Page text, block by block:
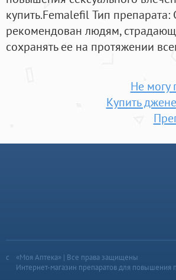
купить.Femalefil Тип
рекомендован людям,
сохранять ее на протяжении
Не могу
Купить
«Моя Аптека» | Все права защищены
Интернет-магазин препаратов для повышения